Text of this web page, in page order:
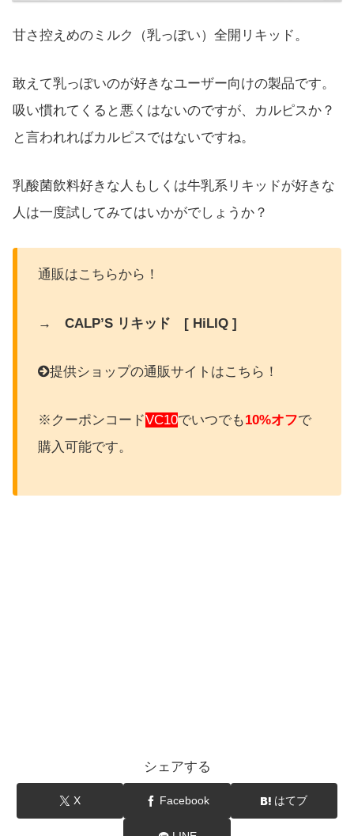
甘さ控えめのミルク（乳っぽい）全開リキッド。
敢えて乳っぽいのが好きなユーザー向けの製品です。
吸い慣れてくると悪くはないのですが、カルピスか？
と言われればカルピスではないですね。
乳酸菌飲料好きな人もしくは牛乳系リキッドが好きな
人は一度試してみてはいかがでしょうか？
通販はこちらから！
→ CALP’S リキッド [ HiLIQ ]
提供ショップの通販サイトはこちら！
※クーポンコードVC10でいつでも10%オフで
購入可能です。
シェアする
X Facebook はてブ